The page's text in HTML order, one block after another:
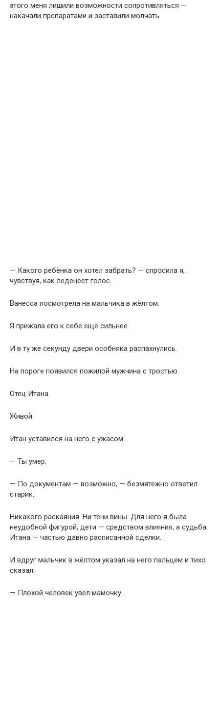
этого меня лишили возможности сопротивляться —
накачали препаратами и заставили молчать.
— Какого ребёнка он хотел забрать? — спросила я,
чувствуя, как леденеет голос.
Ванесса посмотрела на мальчика в жёлтом.
Я прижала его к себе ещё сильнее.
И в ту же секунду двери особняка распахнулись.
На пороге появился пожилой мужчина с тростью.
Отец Итана.
Живой.
Итан уставился на него с ужасом.
— Ты умер.
— По документам — возможно, — безмятежно ответил
старик.
Никакого раскаяния. Ни тени вины. Для него я была
неудобной фигурой, дети — средством влияния, а судьба
Итана — частью давно расписанной сделки.
И вдруг мальчик в жёлтом указал на него пальцем и тихо
сказал:
— Плохой человек увёл мамочку.